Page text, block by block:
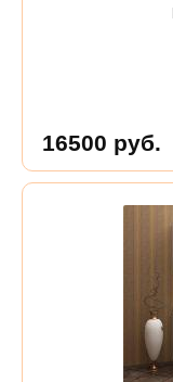
16500 руб.